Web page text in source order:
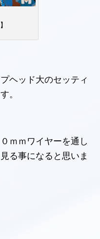
ヘッド大のセッティ
。
ｍｍワイヤーを通し
る事になると思いま